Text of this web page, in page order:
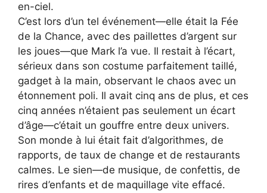
en-ciel.
C’est lors d’un tel événement—elle était la Fée
de la Chance, avec des paillettes d’argent sur
les joues—que Mark l’a vue. Il restait à l’écart,
sérieux dans son costume parfaitement taillé,
gadget à la main, observant le chaos avec un
étonnement poli. Il avait cinq ans de plus, et ces
cinq années n’étaient pas seulement un écart
d’âge—c’était un gouffre entre deux univers.
Son monde à lui était fait d’algorithmes, de
rapports, de taux de change et de restaurants
calmes. Le sien—de musique, de confettis, de
rires d’enfants et de maquillage vite effacé.